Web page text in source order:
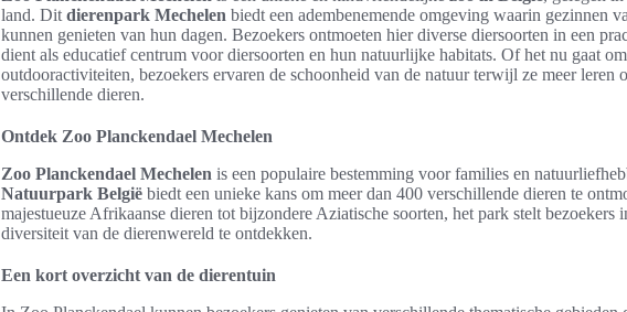
land. Dit dierenpark Mechelen biedt een adembenemende omgeving waarin gezinnen
kunnen genieten van hun dagen. Bezoekers ontmoeten hier diverse diersoorten in een
dient als educatief centrum voor diersoorten en hun natuurlijke habitats. Of het nu gaat
outdooractiviteiten, bezoekers ervaren de schoonheid van de natuur terwijl ze meer leren
verschillende dieren.
Ontdek Zoo Planckendael Mechelen
Zoo Planckendael Mechelen is een populaire bestemming voor families en
Natuurpark België biedt een unieke kans om meer dan 400 verschillende dieren te
majestueuze Afrikaanse dieren tot bijzondere Aziatische soorten, het park stelt bezoekers
diversiteit van de dierenwereld te ontdekken.
Een kort overzicht van de dierentuin